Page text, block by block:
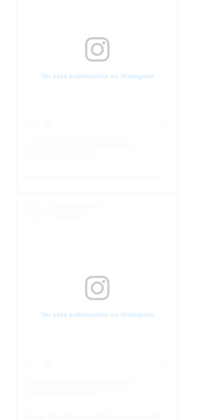
Ver esta publicación en Instagram
Ver esta publicación en Instagram